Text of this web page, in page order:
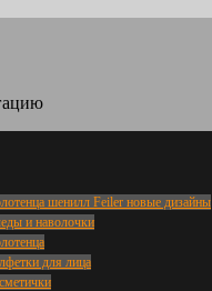
шенилл Feiler новые дизайны
и наволочки
для лица